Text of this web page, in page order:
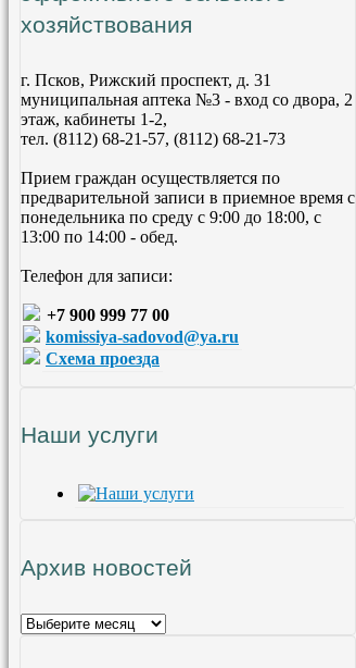
хозяйствования
г. Псков, Рижский проспект, д. 31
муниципальная аптека №3 - вход со двора, 2
этаж, кабинеты 1-2,
тел. (8112) 68-21-57, (8112) 68-21-73
Прием граждан осуществляется по
предварительной записи в приемное время с
понедельника по среду с 9:00 до 18:00, с
13:00 по 14:00 - обед.
Телефон для записи:
+7 900 999 77 00
komissiya-sadovod@ya.ru
Схема проезда
Наши услуги
Архив новостей